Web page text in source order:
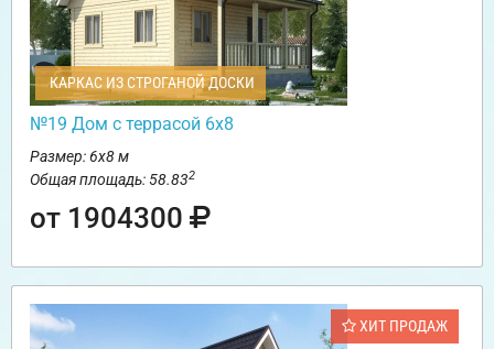
КАРКАС ИЗ СТРОГАНОЙ ДОСКИ
№19 Дом с террасой 6х8
Размер: 6х8 м
Общая площадь: 58.832
от 1904300
ХИТ ПРОДАЖ